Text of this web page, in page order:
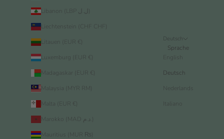
Liechtenstein (CHF CHF)
Litauen (EUR €)
Luxemburg (EUR €)
Madagaskar (EUR €)
Malaysia (MYR RM)
Malta (EUR €)
Mauritius (MUR ₨)
Deutsch
Sprache
English
Deutsch
Nederlands
Italiano